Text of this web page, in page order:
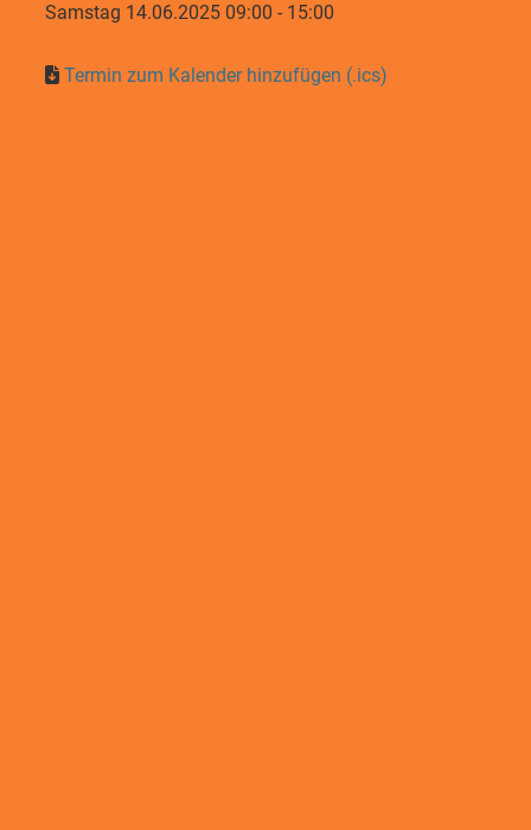
Samstag 14.06.2025 09:00 - 15:00
Termin zum Kalender hinzufügen (.ics)